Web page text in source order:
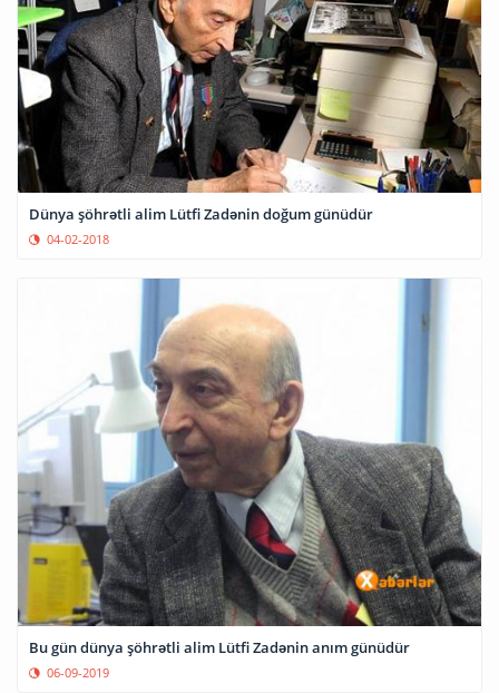
Dünya şöhrətli alim Lütfi Zadənin doğum günüdür
04-02-2018
Bu gün dünya şöhrətli alim Lütfi Zadənin anım günüdür
06-09-2019